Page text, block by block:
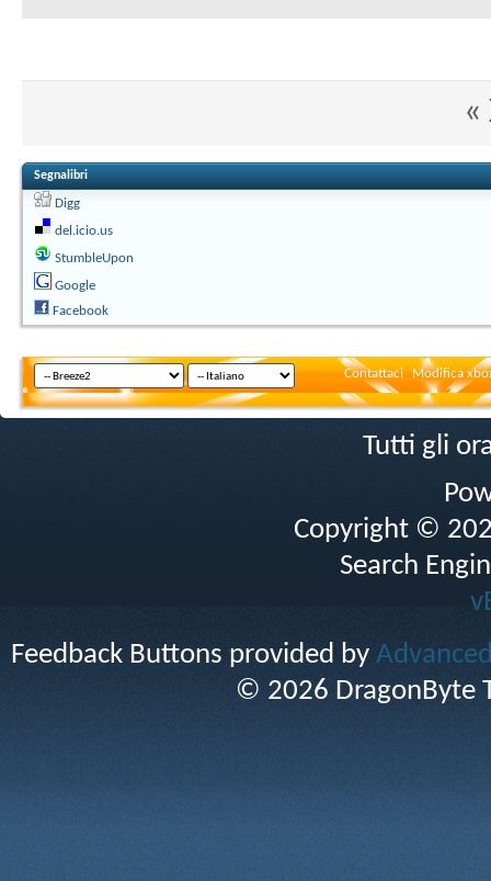
«
Segnalibri
Digg
del.icio.us
StumbleUpon
Google
Facebook
Contattaci Modifica
Tutti gli
Copyright ©
Search
Feedback Buttons provided by
© 2026 DragonByte